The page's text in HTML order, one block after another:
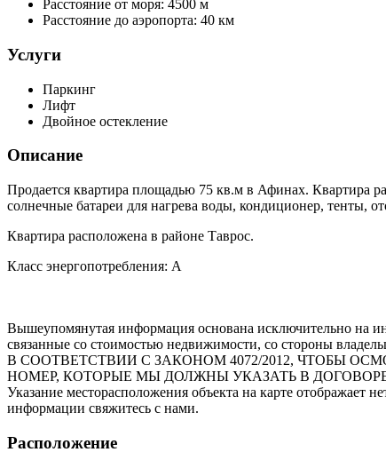
Расстояние от моря: 4500 м
Расстояние до аэропорта: 40 км
Услуги
Паркинг
Лифт
Двойное остекление
Описание
Продается квартира площадью 75 кв.м в Афинах. Квартира
солнечные батареи для нагрева воды, кондиционер, тенты,
Квартира расположена в районе Таврос.
Класс энергопотребления: A
Вышеупомянутая информация основана исключительно на
связанные со стоимостью недвижимости, со стороны
В СООТВЕТСТВИИ С ЗАКОНОМ 4072/2012, ЧТОБЫ
НОМЕР, КОТОРЫЕ МЫ ДОЛЖНЫ УКАЗАТЬ В
Указание месторасположения объекта на карте отображает
информации свяжитесь с нами.
Расположение